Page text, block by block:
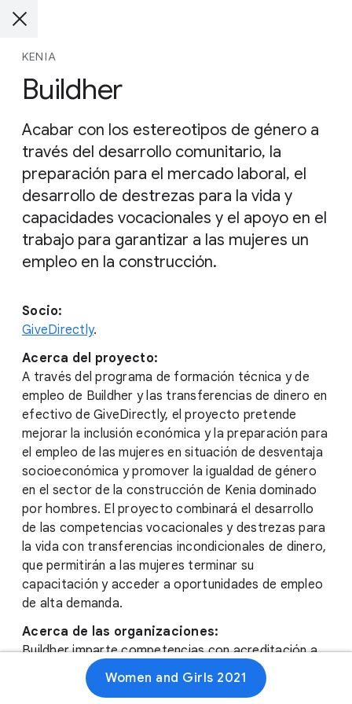
KENIA
Buildher
Acabar con los estereotipos de género a
través del desarrollo comunitario, la
preparación para el mercado laboral, el
desarrollo de destrezas para la vida y
capacidades vocacionales y el apoyo en el
trabajo para garantizar a las mujeres un
empleo en la construcción.
Socio:
GiveDirectly.
Acerca del proyecto:
A través del programa de formación técnica y de
empleo de Buildher y las transferencias de dinero en
efectivo de GiveDirectly, el proyecto pretende
mejorar la inclusión económica y la preparación para
el empleo de las mujeres en situación de desventaja
socioeconómica y promover la igualdad de género
en el sector de la construcción de Kenia dominado
por hombres. El proyecto combinará el desarrollo
de las competencias vocacionales y destrezas para
la vida con transferencias incondicionales de dinero,
que permitirán a las mujeres terminar su
capacitación y acceder a oportunidades de empleo
de alta demanda.
Acerca de las organizaciones:
Buildher imparte competencias con acreditación a
las mujeres de Kenia para la construcción que
garantizan una mayor prosperidad financiera,
Women and Girls 2021